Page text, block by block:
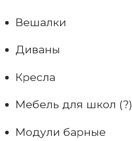
Вешалки
Диваны
Кресла
Мебель для школ (?)
Модули барные